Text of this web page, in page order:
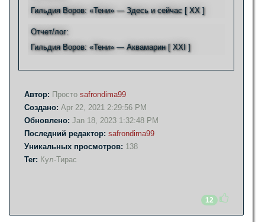
Гильдия Воров: «Тени» — Здесь и сейчас [ XX ]
Отчет/лог:
Гильдия Воров: «Тени» — Аквамарин [ XXI ]
Автор: Просто safrondima99
Создано: Apr 22, 2021 2:29:56 PM
Обновлено: Jan 18, 2023 1:32:48 PM
Последний редактор: safrondima99
Уникальных просмотров: 138
Тег: Кул-Тирас
12